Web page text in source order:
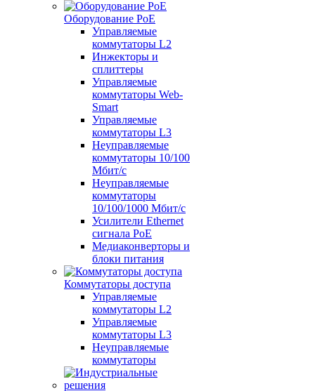
Оборудование PoE
Управляемые
коммутаторы L2
Инжекторы и
сплиттеры
Управляемые
коммутаторы Web-
Smart
Управляемые
коммутаторы L3
Неуправляемые
коммутаторы 10/100
Мбит/с
Неуправляемые
коммутаторы
10/100/1000 Мбит/с
Усилители Ethernet
сигнала PoE
Медиаконверторы и
блоки питания
Коммутаторы доступа
Управляемые
коммутаторы L2
Управляемые
коммутаторы L3
Неуправляемые
коммутаторы